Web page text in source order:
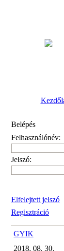
Belépés
Felhasználónév:
Jelszó:
Elfelejtett jelszó
Regisztráció
GYIK
2018. 08. 30.